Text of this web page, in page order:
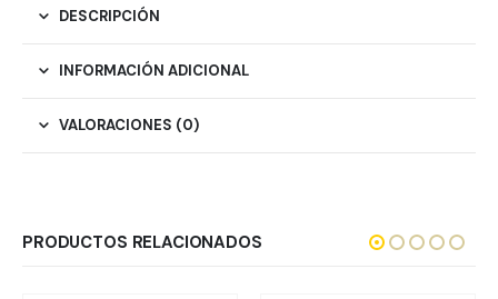
DESCRIPCIÓN
INFORMACIÓN ADICIONAL
VALORACIONES (0)
PRODUCTOS RELACIONADOS